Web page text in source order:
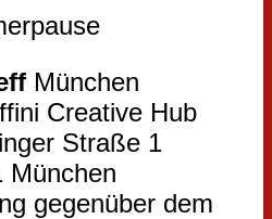
München
Hub
Straße 1
dem